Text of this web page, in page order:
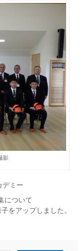
影
デミー
について
をアップしました。